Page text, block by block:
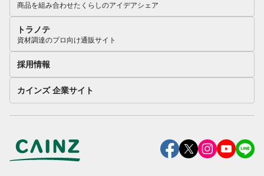
商品を組み合わせたくらしのアイデアシェア
トラノテ
資材調達のプロ向け通販サイト
採用情報
カインズ 企業サイト